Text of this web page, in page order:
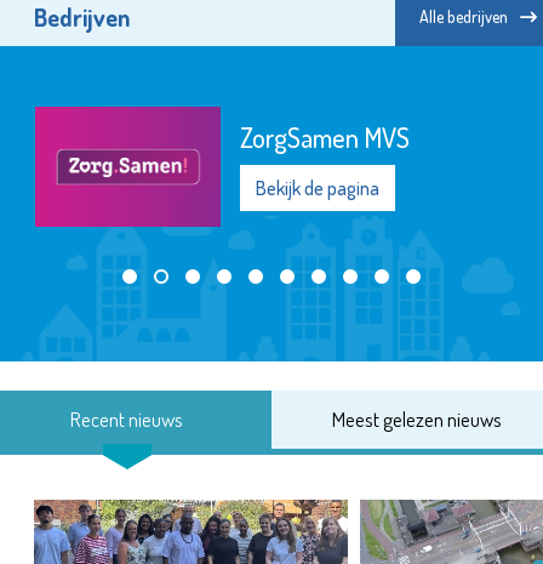
Bedrijven Alle bedrijven
ZorgSamen MVS
Bekijk de pagina
Recent nieuws Meest gelezen nieuws